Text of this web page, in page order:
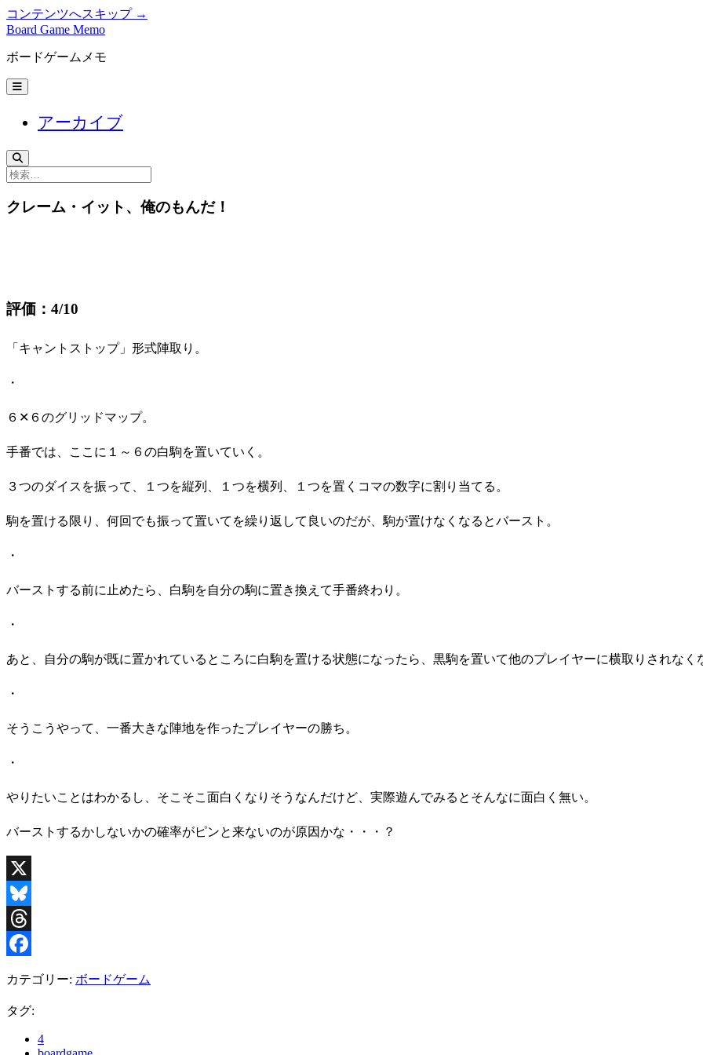
コンテンツへスキップ →
Board Game Memo
ボードゲームメモ
メ
開
く
アーカイブ
検
クレーム・イット、俺のもんだ！
評価：4/10
「キャントストップ」形式陣取り。
・
６✕６のグリッドマップ。
手番では、ここに１～６の白駒を置いていく。
３つのダイスを振って、１つを縦列、１つを横列、１つを置くコマの数字に割り当てる。
駒を置ける限り、何回でも振って置いてを繰り返して良いのだが、駒が置けなくなるとバースト。
・
バーストする前に止めたら、白駒を自分の駒に置き換えて手番終わり。
・
あと、自分の駒が既に置かれているところに白駒を置ける状態になったら、黒駒を置いて他のプレイヤーに横取りされなく
・
そうこうやって、一番大きな陣地を作ったプレイヤーの勝ち。
・
やりたいことはわかるし、そこそこ面白くなりそうなんだけど、実際遊んでみるとそんなに面白く無い。
バーストするかしないかの確率がピンと来ないのが原因かな・・・？
X
Bluesky
Threads
カテゴリー: ボードゲーム
タグ:
4